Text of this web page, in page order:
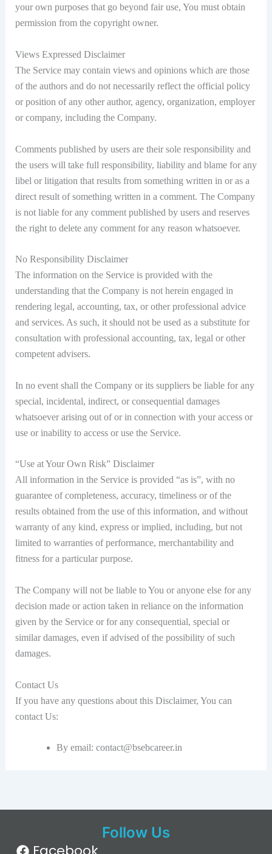
your own purposes that go beyond fair use, You must obtain
permission from the copyright owner.
Views Expressed Disclaimer
The Service may contain views and opinions which are those
of the authors and do not necessarily reflect the official policy
or position of any other author, agency, organization, employer
or company, including the Company.
Comments published by users are their sole responsibility and
the users will take full responsibility, liability and blame for any
libel or litigation that results from something written in or as a
direct result of something written in a comment. The Company
is not liable for any comment published by users and reserves
the right to delete any comment for any reason whatsoever.
No Responsibility Disclaimer
The information on the Service is provided with the
understanding that the Company is not herein engaged in
rendering legal, accounting, tax, or other professional advice
and services. As such, it should not be used as a substitute for
consultation with professional accounting, tax, legal or other
competent advisers.
In no event shall the Company or its suppliers be liable for any
special, incidental, indirect, or consequential damages
whatsoever arising out of or in connection with your access or
use or inability to access or use the Service.
“Use at Your Own Risk” Disclaimer
All information in the Service is provided “as is”, with no
guarantee of completeness, accuracy, timeliness or of the
results obtained from the use of this information, and without
warranty of any kind, express or implied, including, but not
limited to warranties of performance, merchantability and
fitness for a particular purpose.
The Company will not be liable to You or anyone else for any
decision made or action taken in reliance on the information
given by the Service or for any consequential, special or
similar damages, even if advised of the possibility of such
damages.
Contact Us
If you have any questions about this Disclaimer, You can
contact Us:
By email: contact@bsebcareer.in
Follow Us
Facebook